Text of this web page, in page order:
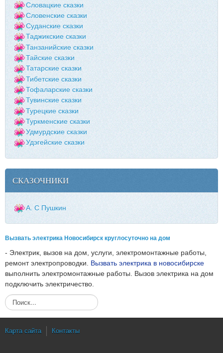
Словацкие сказки
Словенские сказки
Суданские сказки
Таджикские сказки
Танзанийские сказки
Тайские сказки
Татарские сказки
Тибетские сказки
Тофаларские сказки
Тувинские сказки
Турецкие сказки
Туркменские сказки
Удмурдские сказки
Удэгейские сказки
СКАЗОЧНИКИ
А. С Пушкин
Вызвать электрика Новосибирск круглосуточно на дом
- Электрик, вызов на дом, услуги, электромонтажные работы,
ремонт электропроводки. Вызвать электрика в новосибирске
выполнить электромонтажные работы. Вызов электрика на дом
подключить электричество.
И
с
к
аКарта сайта Контакты